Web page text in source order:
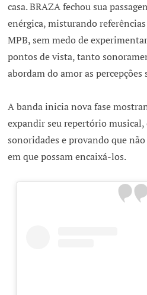
casa. BRAZA fechou sua
enérgica, misturando
MPB, sem medo de
pontos de vista, tanto
abordam do amor as
A banda inicia nova fase
expandir seu repertório musical,
sonoridades e provando que
em que possam encaixá-los.